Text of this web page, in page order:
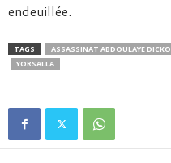
endeuillée.
TAGS ASSASSINAT ABDOULAYE DICKO
YORSALLA